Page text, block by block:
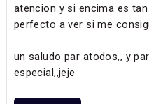
atencion y si encima es
perfecto a ver si me
un saludo par atodos,, y
especial,,jeje